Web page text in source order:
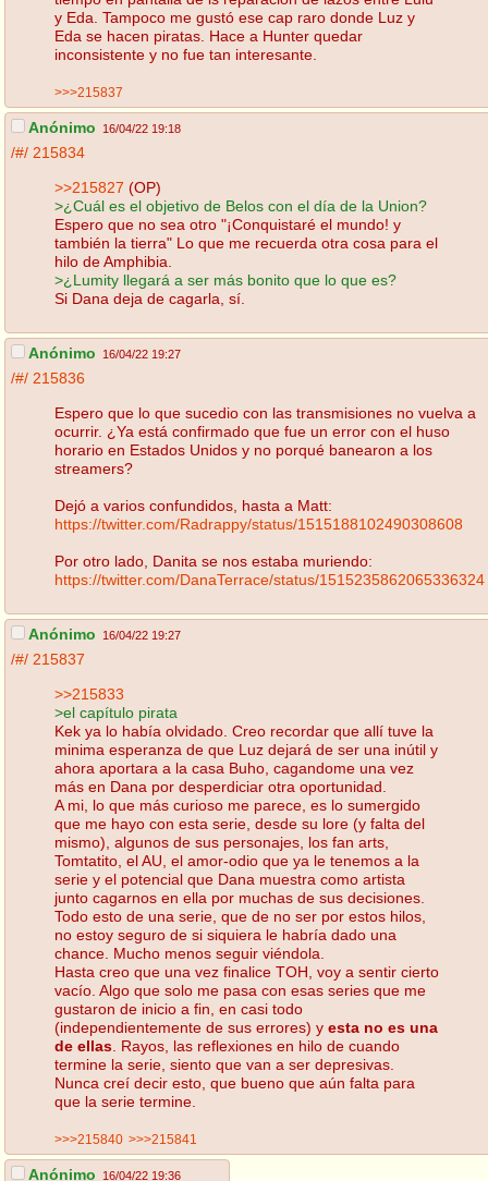
y Eda. Tampoco me gustó ese cap raro donde Luz y
Eda se hacen piratas. Hace a Hunter quedar
inconsistente y no fue tan interesante.
>>>215837
Anónimo 16/04/22 19:18
/#/ 215834
>>215827 (OP)
>¿Cuál es el objetivo de Belos con el día de la Union?
Espero que no sea otro "¡Conquistaré el mundo! y
también la tierra" Lo que me recuerda otra cosa para el
hilo de Amphibia.
>¿Lumity llegará a ser más bonito que lo que es?
Si Dana deja de cagarla, sí.
Anónimo 16/04/22 19:27
/#/ 215836
Espero que lo que sucedio con las transmisiones no vuelva a
ocurrir. ¿Ya está confirmado que fue un error con el huso
horario en Estados Unidos y no porqué banearon a los
streamers?
Dejó a varios confundidos, hasta a Matt:
https://twitter.com/Radrappy/status/1515188102490308608
Por otro lado, Danita se nos estaba muriendo:
https://twitter.com/DanaTerrace/status/1515235862065336324
Anónimo 16/04/22 19:27
/#/ 215837
>>215833
>el capítulo pirata
Kek ya lo había olvidado. Creo recordar que allí tuve la
minima esperanza de que Luz dejará de ser una inútil y
ahora aportara a la casa Buho, cagandome una vez
más en Dana por desperdiciar otra oportunidad.
A mi, lo que más curioso me parece, es lo sumergido
que me hayo con esta serie, desde su lore (y falta del
mismo), algunos de sus personajes, los fan arts,
Tomtatito, el AU, el amor-odio que ya le tenemos a la
serie y el potencial que Dana muestra como artista
junto cagarnos en ella por muchas de sus decisiones.
Todo esto de una serie, que de no ser por estos hilos,
no estoy seguro de si siquiera le habría dado una
chance. Mucho menos seguir viéndola.
Hasta creo que una vez finalice TOH, voy a sentir cierto
vacío. Algo que solo me pasa con esas series que me
gustaron de inicio a fin, en casi todo
(independientemente de sus errores) y esta no es una
de ellas . Rayos, las reflexiones en hilo de cuando
termine la serie, siento que van a ser depresivas.
Nunca creí decir esto, que bueno que aún falta para
que la serie termine.
>>>215840 >>>215841
Anónimo 16/04/22 19:36